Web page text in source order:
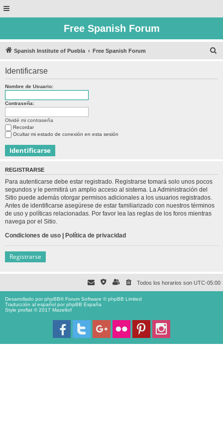
Free Spanish Forum
Spanish Institute of Puebla Free Spanish Forum
Identificarse
Nombre de Usuario:
Contraseña:
Olvidé mi contraseña
Recordar
Ocultar mi estado de conexión en esta sesión
REGISTRARSE
Para autenticarse debe estar registrado. Registrarse tomará solo unos pocos
segundos y le permitirá un amplio acceso al sistema. La Administración del
Sitio puede además otorgar permisos adicionales a los usuarios registrados.
Antes de identificarse asegúrese de estar familiarizado con nuestros términos
de uso y políticas relacionadas. Por favor lea las reglas de los foros mientras
navega por el Sitio.
Condiciones de uso | Política de privacidad
Registrarse
Todos los horarios son UTC-05:00
Desarrollado porphpBB® Forum Software © phpBB Limited
Traducción al español porphpBB España
Style proflat © 2017 Mazeltof